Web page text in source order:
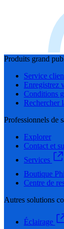
Produits grand
Service
Enregistrez
Conditions
Rechercher
Professionnels de
Explorer
Contact et
Services
Boutique
Centre de
Autres solutions
Éclairage